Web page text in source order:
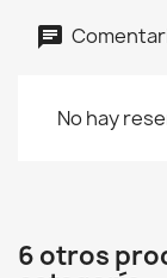
No hay
6 otros